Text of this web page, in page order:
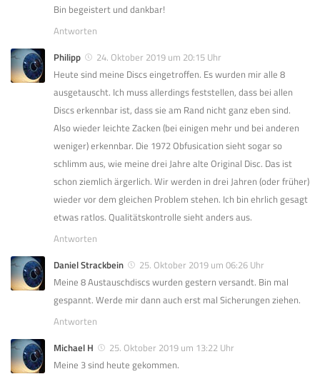
Bin begeistert und dankbar!
Antworten
Philipp
24. Oktober 2019 um 20:15 Uhr
Heute sind meine Discs eingetroffen. Es wurden mir alle 8
ausgetauscht. Ich muss allerdings feststellen, dass bei allen
Discs erkennbar ist, dass sie am Rand nicht ganz eben sind.
Also wieder leichte Zacken (bei einigen mehr und bei anderen
weniger) erkennbar. Die 1972 Obfusication sieht sogar so
schlimm aus, wie meine drei Jahre alte Original Disc. Das ist
schon ziemlich ärgerlich. Wir werden in drei Jahren (oder früher)
wieder vor dem gleichen Problem stehen. Ich bin ehrlich gesagt
etwas ratlos. Qualitätskontrolle sieht anders aus.
Antworten
Daniel Strackbein
25. Oktober 2019 um 06:26 Uhr
Meine 8 Austauschdiscs wurden gestern versandt. Bin mal
gespannt. Werde mir dann auch erst mal Sicherungen ziehen.
Antworten
Michael H
25. Oktober 2019 um 13:22 Uhr
Meine 3 sind heute gekommen.